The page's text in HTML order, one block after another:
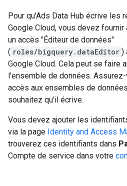
Pour qu'Ads Data Hub écrive les
Google Cloud, vous devez fournir
un accès "Éditeur de données"
( roles/bigquery.dataEditor )
Google Cloud. Cela peut se faire
l'ensemble de données.
accès aux ensembles de
souhaitez qu'il écrive.
Vous devez ajouter les
via la page Identity and Access
trouverez ces identifiants dans
Compte de service dans votre